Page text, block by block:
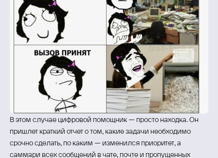
В этом случае цифровой помощник — просто находка. Он
пришлет краткий отчет о том, какие задачи необходимо
срочно сделать, по каким — изменился приоритет, а
саммари всех сообщений в чате, почте и пропущенных